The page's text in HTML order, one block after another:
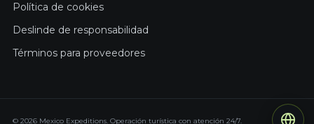
Política de cookies
Deslinde de responsabilidad
Términos para proveedores
© 2026 Mexico Expeditions. Operación turística con atención 24/7.